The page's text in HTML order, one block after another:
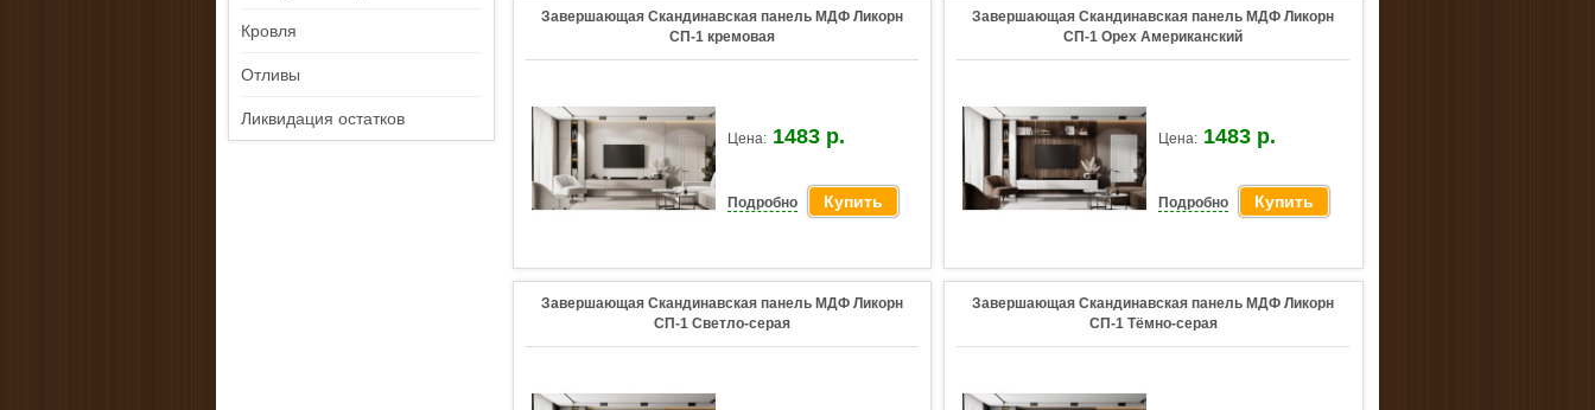
Кровля
Отливы
Ликвидация остатков
Завершающая Скандинавская панель МДФ Ликорн
СП-1 кремовая
Цена: 1483 р.
Подробно Купить
Завершающая Скандинавская панель МДФ Ликорн
СП-1 Орех Американский
Цена: 1483 р.
Подробно Купить
Завершающая Скандинавская панель МДФ Ликорн
СП-1 Светло-серая
Завершающая Скандинавская панель МДФ Ликорн
СП-1 Тёмно-серая